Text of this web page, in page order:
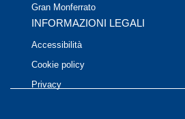
Gran Monferrato
INFORMAZIONI LEGALI
Accessibilità
Cookie policy
Privacy